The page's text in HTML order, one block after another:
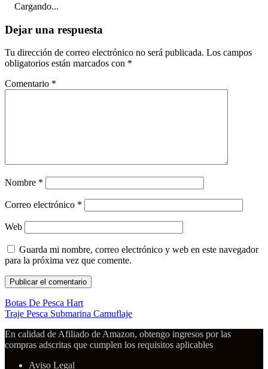
Cargando...
Dejar una respuesta
Tu dirección de correo electrónico no será publicada. Los campos
obligatorios están marcados con *
Comentario *
Nombre *
Correo electrónico *
Web
Guarda mi nombre, correo electrónico y web en este navegador
para la próxima vez que comente.
Botas De Pesca Hart
Traje Pesca Submarina Camuflaje
En calidad de Afiliado de Amazon, obtengo ingresos por las
compras adscritas que cumplen los requisitos aplicables
Aviso Legal